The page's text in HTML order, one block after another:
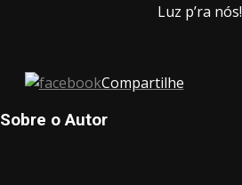
Luz p’ra nós!
Compartilhe
Sobre o Autor